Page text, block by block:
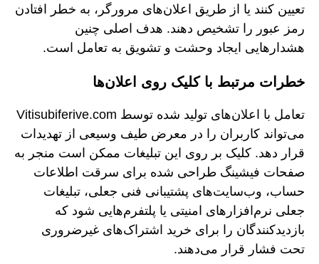
تعیین کنند یا از طریق اعلان‌های مرورگر، به خطر افتادن
رمز عبور را تشخیص دهند. هدف اصلی چنین
هشدارهایی ایجاد وحشت و تشویق به تعامل است.
خطرات مرتبط با کلیک روی اعلان‌ها
تعامل با اعلان‌های تولید شده توسط Vitisubiferive.com
می‌تواند کاربران را در معرض طیف وسیعی از تهدیدات
قرار دهد. کلیک بر روی این تبلیغات ممکن است منجر به
صفحات فیشینگ طراحی شده برای سرقت اطلاعات
حساب، وب‌سایت‌های پشتیبانی فنی جعلی، تبلیغات
جعلی نرم‌افزارهای امنیتی یا پلتفرم‌هایی شود که
بازدیدکنندگان را برای خرید اشتراک‌های غیرضروری
تحت فشار قرار می‌دهند.